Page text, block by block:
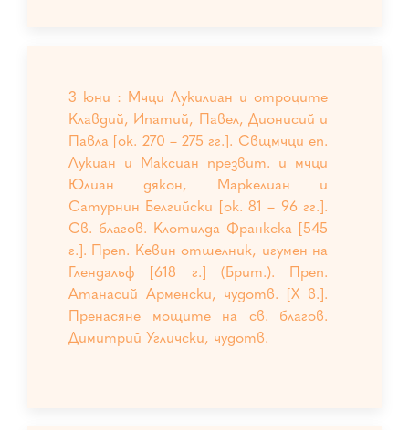
3 юни : Мчци Лукилиан и отроците
Клавдий, Ипатий, Павел, Дионисий и
Павла [ок. 270 – 275 гг.]. Свщмчци еп.
Лукиан и Максиан презвит. и мчци
Юлиан дякон, Маркелиан и
Сатурнин Белгийски [ок. 81 – 96 гг.].
Св. благов. Клотилда Франкска [545
г.]. Преп. Кевин отшелник, игумен на
Глендалъф [618 г.] (Брит.). Преп.
Атанасий Арменски, чудотв. [X в.].
Пренасяне мощите на св. благов.
Димитрий Угличски, чудотв.